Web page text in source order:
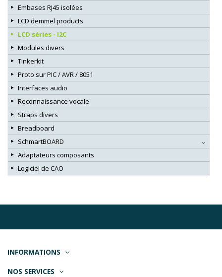
Embases RJ45 isolées
LCD demmel products
LCD séries - I2C
Modules divers
Tinkerkit
Proto sur PIC / AVR / 8051
Interfaces audio
Reconnaissance vocale
Straps divers
Breadboard
SchmartBOARD
Adaptateurs composants
Logiciel de CAO
INFORMATIONS
NOS SERVICES